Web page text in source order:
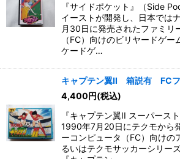
『サイドポケット』（Side
イーストが開発し、日本では
月30日に発売されたファミリ
（FC）向けのビリヤードゲ
ケードゲ…
キャプテン翼II 箱説有 FCフ
4,400円(税込)
『キャプテン翼II スーパース
1990年7月20日にテクモから
ーコンピュータ（FC）向けの
るいはテクモサッカーシリー